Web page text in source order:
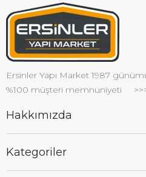
Ersinler Yapı Market 1987
%100 müşteri memnuniyeti
Hakkımızda
Kategoriler